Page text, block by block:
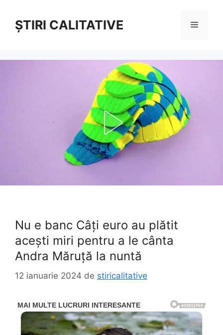
conținutȘTIRI CALITATIVE Meniu
Nu e banc Câți euro au plătit
acești miri pentru a le cânta
Andra Măruță la nuntă
12 ianuarie 2024 de stiricalitative